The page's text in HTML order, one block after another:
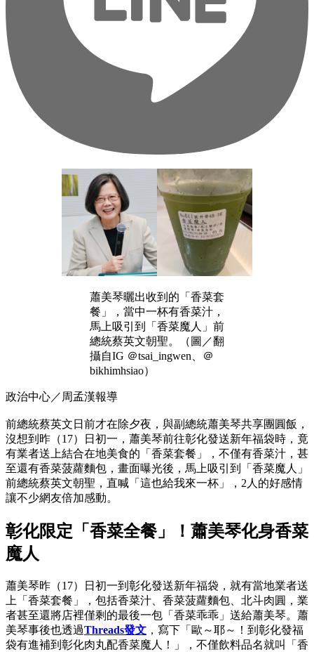
蕭美琴曬出收到的「香菜套
餐」，當中一杯有香菜汁，
馬上吸引到「香菜魔人」前
總統蔡英文朝聖。（圖／翻
攝自IG ＠tsai_ingwen、＠
bikhimhsiao）
政治中心／周孟漢報導
前總統蔡英文日前才在除夕夜，與副總統蕭美琴共享團圓飯，
沒想到昨（17）日初一，蕭美琴前往彰化發送新年福袋時，竟
有業者送上結合在地美食的「香菜套餐」，不僅有香菜汁，甚
至還有香菜菠蘿麵包，畫面曝光後，馬上吸引到「香菜魔人」
前總統蔡英文朝聖，直喊「這也給我來一杯」，2人的好感情
讓不少網友倍加感動。
彰化限定「香菜全餐」！蕭美琴化身香菜
魔人
蕭美琴昨（17）日初一到彰化發送新年福袋，就有當地業者送
上「香菜套餐」，包括香菜汁、香菜菠蘿麵包、北斗肉圓，業
者甚至還將店裡僅剩的最後一包「香菜乖乖」送給蕭美琴。蕭
美琴事後也透過Threads發文 ，寫下「歐～耶～！到彰化發福
袋有進補到彰化肉丸配香菜魔人！」，不僅飲料品名就叫「香